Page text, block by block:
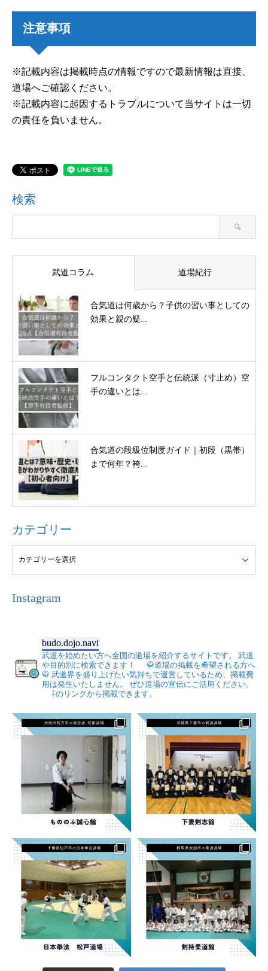
注意事項
※記載内容は掲載時点の情報ですので最新情報は直接、
道場へご確認ください。
※記載内容に起因するトラブルについて当サイトは一切
の責任を負いません。
検索
武道コラム 道場紀行
合気道は何歳から？子供の習い事としての
効果と親の疑...
フルコンタクト空手と伝統派（寸止め）空
手の違いとは...
合気道の段級位制度ガイド｜初段（黒帯）
まで何年？袴...
カテゴリー
Instagram
budo.dojo.navi
武道を始めたい方へ全国の道場を紹介するサイトです。
武道
や目的別に検索できます！
🥋道場の掲載を希望される方へ
🥋 武道界を盛り上げたい気持ちで運営しているため、掲載費
用は発生いたしません。
ぜひ道場の宣伝にご活用ください。
⇩のリンクから掲載できます。